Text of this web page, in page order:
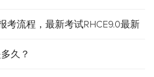
考流程，最新考试RHCE9.0最新
久？